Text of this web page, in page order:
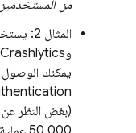
من
المثال 2: يستخدم تطبيقك
وCrashlytics
يمكنك الوصول
(بغض النظر عن